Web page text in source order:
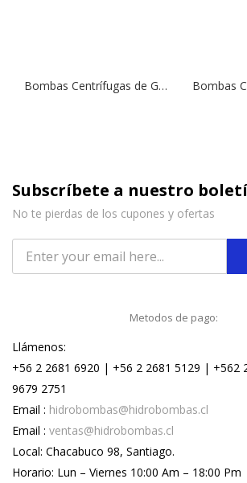
Bombas Centrífugas de Gran Caudal (Riego Tendido) SCF4 200 | 2,0 HP | 220 V.
Subscríbete a nuestro
No te pierdas de los cupones y ofertas
Metodos de pago:
Llámenos:
+56 2 2681 6920 | +56 2 2681 5129 | +562
9679 2751
Email : hidrobombas@hidrobombas.cl
Email : ventas@hidrobombas.cl
Local: Chacabuco 98, Santiago.
Horario: Lun – Viernes 10:00 Am – 18:00 Pm